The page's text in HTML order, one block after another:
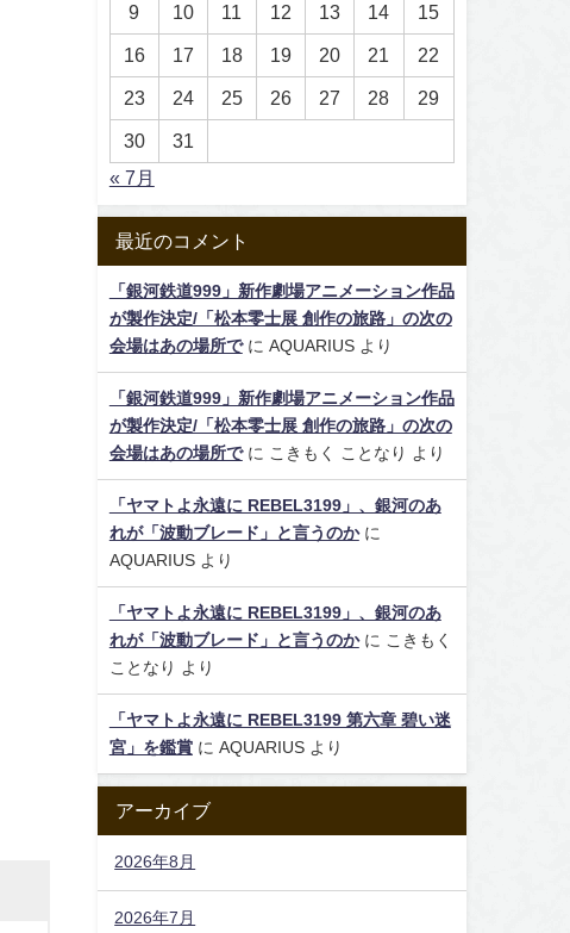
9 10 11 12 13 14 15
16 17 18 19 20 21 22
23 24 25 26 27 28 29
30
31
« 7月
最近のコメント
「銀河鉄道999」新作劇場アニメーション作品
が製作決定/「松本零士展 創作の旅路」の次の
会場はあの場所でに AQUARIUSより
「銀河鉄道999」新作劇場アニメーション作品
が製作決定/「松本零士展 創作の旅路」の次の
会場はあの場所でに こきもく ことなり より
「ヤマトよ永遠に REBEL3199」、銀河のあ
れが「波動ブレード」と言うのかに
AQUARIUSより
「ヤマトよ永遠に REBEL3199」、銀河のあ
れが「波動ブレード」と言うのかに
こきもく
ことなり
より
「ヤマトよ永遠に REBEL3199 第六章 碧い迷
宮」を鑑賞に AQUARIUSより
アーカイブ
2026年8月
2026年7月